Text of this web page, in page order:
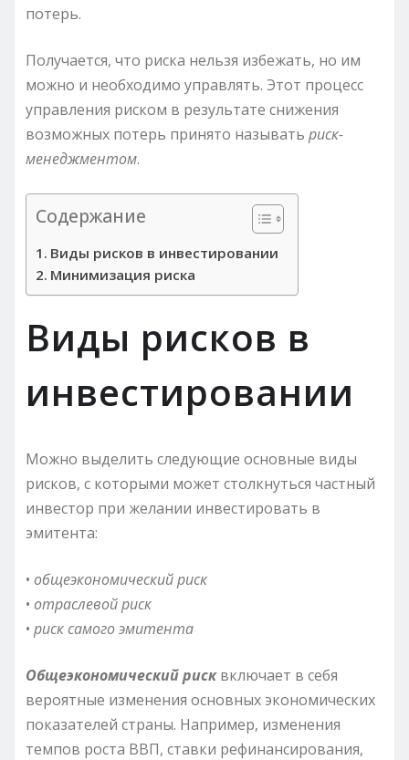
потерь.
Получается, что риска нельзя избежать, но им
можно и необходимо управлять. Этот процесс
управления риском в результате снижения
возможных потерь принято называть риск-
менеджментом.
Содержание
Виды рисков в инвестировании
Минимизация риска
Виды рисков в
инвестировании
Можно выделить следующие основные виды
рисков, с которыми может столкнуться частный
инвестор при желании инвестировать в
эмитента:
• общеэкономический риск
• отраслевой риск
• риск самого эмитента
Общеэкономический рисквключает в себя
вероятные изменения основных экономических
показателей страны. Например, изменения
темпов роста ВВП, ставки рефинансирования,